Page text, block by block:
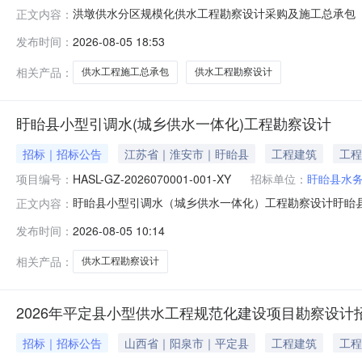
正文内容： 洪墩供水分区规模化供水工程勘察设计采购及施工总承
人(暨中标结果公示)公示如下：1、招标项目概况招标人
工程勘察设
发布时间： 2026-08-05 18:53
相关产品：
供水工程施工总承包 供水工程勘察设计
盱眙县小型引调水(城乡供水一体化)工程勘察设计
招标｜招标公告 江苏省｜淮安市｜盱眙县 工程建筑
工程
项目编号： HASL-GZ-2026070001-001-XY 招标单位： 盱眙县水
正文内容： 盱眙县小型引调水（城乡供水一体化）工程勘察设计盱
盱眙县水务局，招标代理机构为中苏项目管理（江苏）
体建设内容：（1）新建DN1400
发布时间： 2026-08-05 10:14
相关产品：
供水工程勘察设计
2026年平定县小型供水工程规范化建设项目勘察设计
招标｜招标公告 山西省｜阳泉市｜平定县 工程建筑
工程